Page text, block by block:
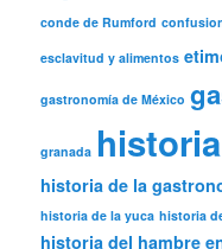
conde de Rumford
esclavitud y alimentos
gastronomía de México
granada historia
historia de la
historia de la yuca historia
historia del hambre